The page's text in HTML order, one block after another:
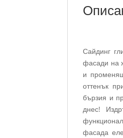
Сайдинг
фасади на
и
оттенък
бързия и
днес!
фасада